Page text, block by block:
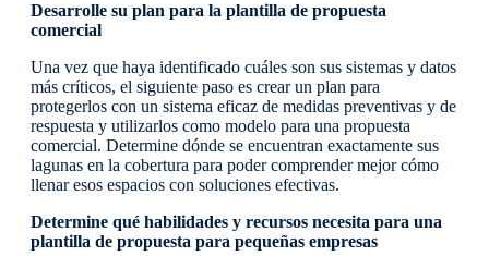
Desarrolle su plan para la plantilla de propuesta
comercial
Una vez que haya identificado cuáles son sus sistemas y datos
más críticos, el siguiente paso es crear un plan para
protegerlos con un sistema eficaz de medidas preventivas y de
respuesta y utilizarlos como modelo para una propuesta
comercial. Determine dónde se encuentran exactamente sus
lagunas en la cobertura para poder comprender mejor cómo
llenar esos espacios con soluciones efectivas.
Determine qué habilidades y recursos necesita para una
plantilla de propuesta para pequeñas empresas